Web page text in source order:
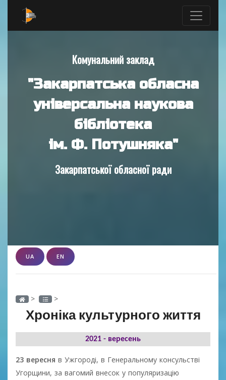
Комунальний заклад
"Закарпатська обласна
універсальна наукова
бібліотека
ім. Ф. Потушняка"
Закарпатської обласної ради
UA EN
> >
Хроніка культурного життя
2021 - вересень
23 вересня в Ужгороді, в Генеральному консульстві
Угорщини, за вагомий внесок у популяризацію